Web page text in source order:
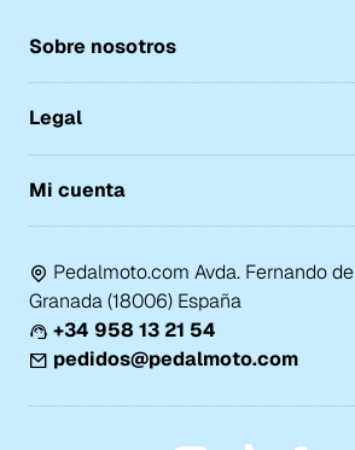
Sobre nosotros
Legal
Mi cuenta
Pedalmoto.com Avda. Fernando
Granada (18006) España
+34 958 13 21 54
pedidos@pedalmoto.com